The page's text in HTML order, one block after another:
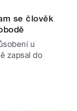
se člověk
u
zapsal do